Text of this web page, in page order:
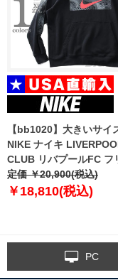
【bb1020】大きいサイ
NIKE ナイキ
CLUB リバプールFC フ
プルオーバー パーカー
入 dn3119
定価 ￥20,900(税込)
￥18,810(税込)
PC